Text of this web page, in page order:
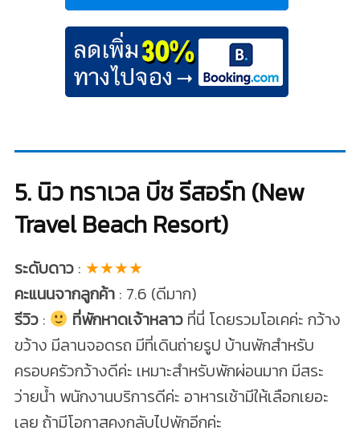
5. นิว ทราเวล บีช รีสอร์ท (New
Travel Beach Resort)
ระดับดาว: ★★★★
คะแนนจากลูกค้า: 7.6 (ดีมาก)
รีวิว: ที่พักหาดเจ้าหลาวที่นี่ โดยรวมโอเคค่ะ กว้าง
ขว้าง มีลานจอดรถ มีที่เดินถ่ายรูป บ้านพักสำหรับ
ครอบครัวกว้างดีค่ะ เหมาะสำหรับพักผ่อนมาก มีสระ
ว่ายน้ำ พนักงานบริการดีค่ะ อาหารเช้ามีให้เลือกเยอะ
เลย ถ้ามีโอกาสคงกลับไปพักอีกค่ะ